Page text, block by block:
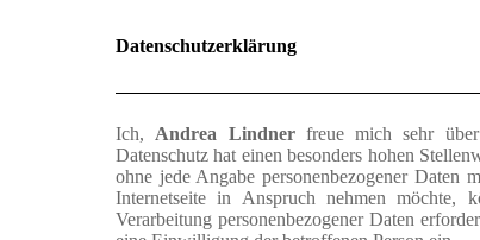
Datenschutzerklärung
Ich, Andrea Lindnerfreue mich sehr
Datenschutz hat einen besonders hohen
ohne jede Angabe personenbezogener Daten
Internetseite in Anspruch nehmen möchte,
Verarbeitung personenbezogener Daten